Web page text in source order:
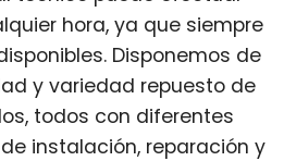
hora, ya que siempre
Disponemos de
y variedad repuesto de
todos con diferentes
instalación, reparación y